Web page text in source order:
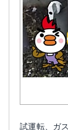
試運転、ガ